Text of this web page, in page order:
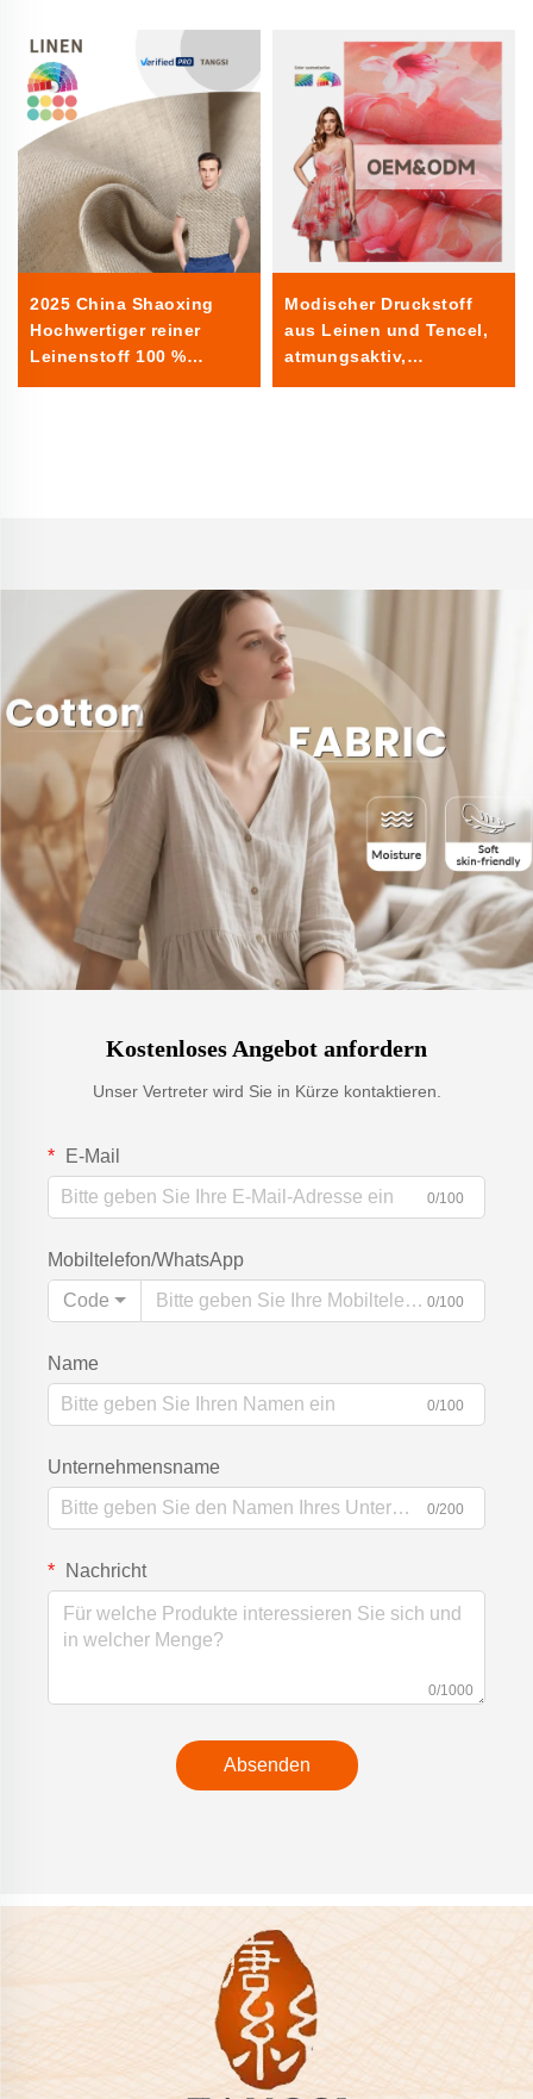
2025 China Shaoxing
Hochwertiger reiner
Leinenstoff 100 %
Modischer Druckstoff
aus Leinen und Tencel,
atmungsaktiv,
Kostenloses Angebot anfordern
Unser Vertreter wird Sie in Kürze kontaktieren.
E-Mail
0/100
Mobiltelefon/WhatsApp
Code
0/100
Name
0/100
Unternehmensname
0/200
Nachricht
0/1000
Absenden